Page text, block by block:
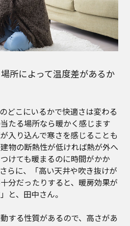
所によって温度差があるか
どこにいるかで快適さは変わる
たる場所なら暖かく感じます
入り込んで寒さを感じることも
物の断熱性が低ければ熱が外へ
けても暖まるのに時間がかか
らに、「高い天井や吹き抜けが
分だったりすると、暖房効果が
と、田中さん。
する性質があるので、高さがあ